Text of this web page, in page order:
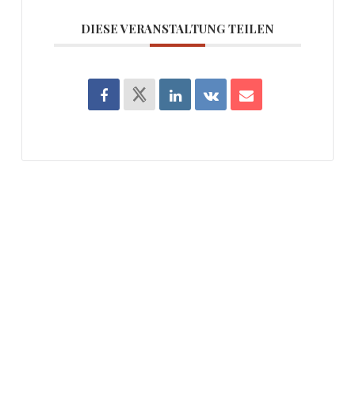
DIESE VERANSTALTUNG TEILEN